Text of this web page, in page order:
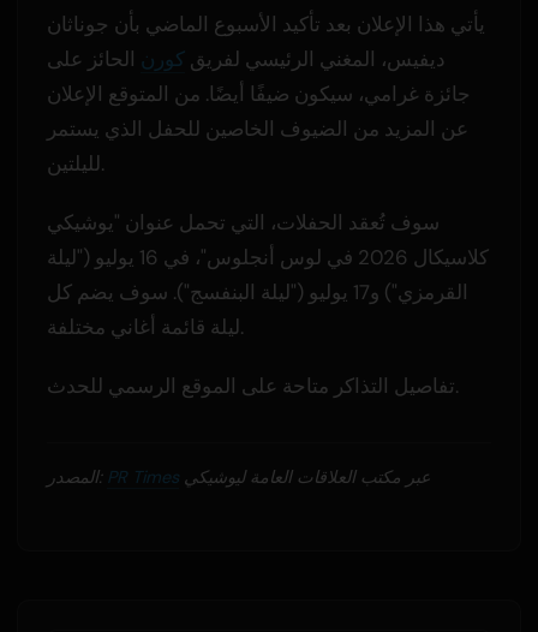
يأتي هذا الإعلان بعد تأكيد الأسبوع الماضي بأن جوناثان
ديفيس، المغني الرئيسي لفريقكورن الحائز على
جائزة غرامي، سيكون ضيفًا أيضًا. من المتوقع الإعلان
عن المزيد من الضيوف الخاصين للحفل الذي يستمر
لليلتين.
سوف تُعقد الحفلات، التي تحمل عنوان "يوشيكي
كلاسيكال 2026 في لوس أنجلوس"، في 16 يوليو ("ليلة
القرمزي") و17 يوليو ("ليلة البنفسج"). سوف يضم كل
ليلة قائمة أغاني مختلفة.
تفاصيل التذاكر متاحة على الموقع الرسمي للحدث.
المصدر: PR Times عبر مكتب العلاقات العامة ليوشيكي